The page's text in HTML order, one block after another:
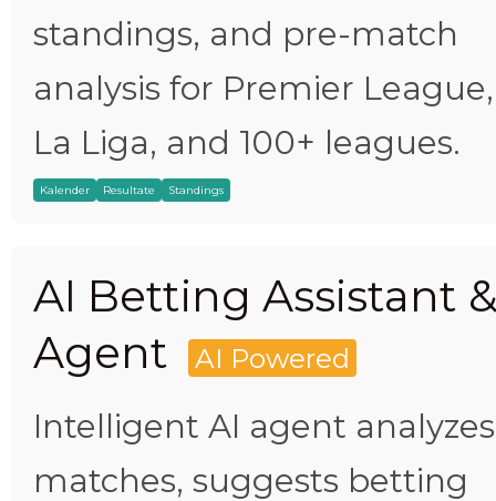
standings, and pre-match
analysis for Premier League,
La Liga, and 100+ leagues.
Kalender Resultate Standings
AI Betting Assistant
Agent
AI Powered
Intelligent AI agent analyzes
matches, suggests betting